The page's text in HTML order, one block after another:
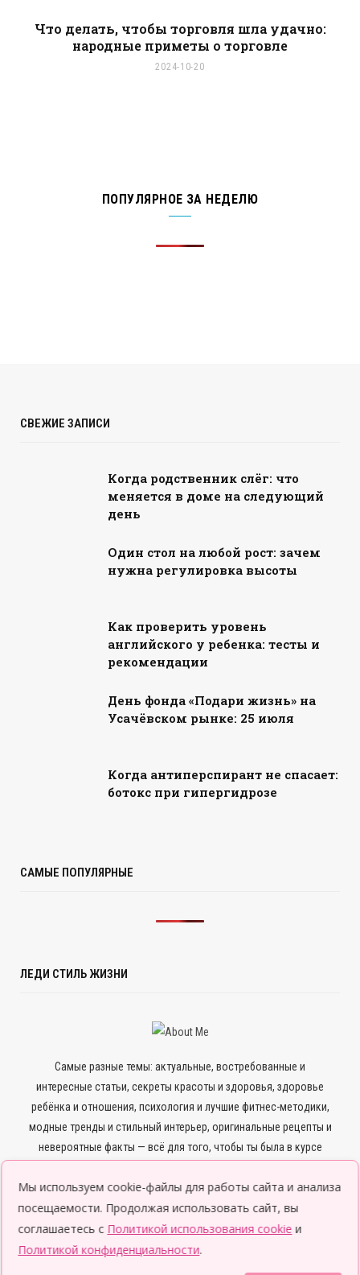
Что делать, чтобы торговля шла удачно:
народные приметы о торговле
2024-10-20
ПОПУЛЯРНОЕ ЗА НЕДЕЛЮ
СВЕЖИЕ ЗАПИСИ
Когда родственник слёг: что
меняется в доме на следующий
день
Один стол на любой рост: зачем
нужна регулировка высоты
Как проверить уровень
английского у ребенка: тесты и
рекомендации
День фонда «Подари жизнь» на
Усачёвском рынке: 25 июля
Когда антиперспирант не спасает:
ботокс при гипергидрозе
САМЫЕ ПОПУЛЯРНЫЕ
ЛЕДИ СТИЛЬ ЖИЗНИ
Самые разные темы: актуальные, востребованные и
интересные статьи, секреты красоты и здоровья, здоровье
ребёнка и отношения, психология и лучшие фитнес-методики,
модные тренды и стильный интерьер, оригинальные рецепты и
невероятные факты — всё для того, чтобы ты была в курсе
Мы используем cookie-файлы для работы сайта и анализа
посещаемости. Продолжая использовать сайт, вы
соглашаетесь с Политикой использования cookie и
Политикой конфиденциальности.